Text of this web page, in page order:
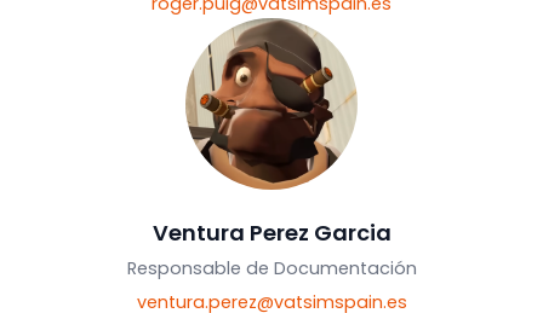
Roger Puig
Desarrollador de Plugins
roger.puig@vatsimspain.es